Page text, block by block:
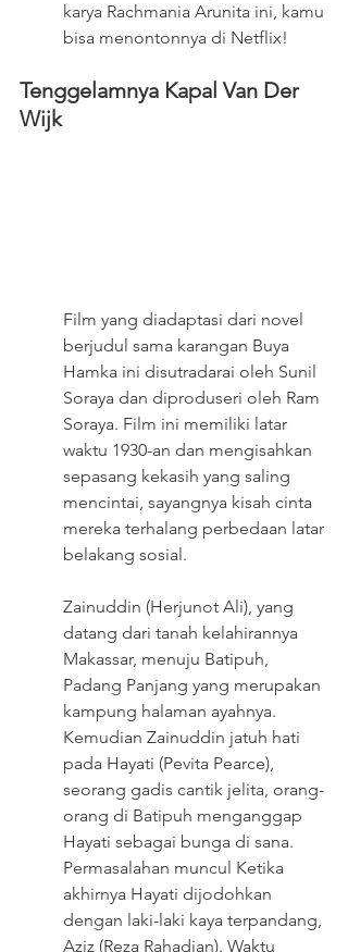
karya Rachmania Arunita ini, kamu
bisa menontonnya di Netflix!
Tenggelamnya Kapal Van Der
Wijk
Film yang diadaptasi dari novel
berjudul sama karangan Buya
Hamka ini disutradarai oleh Sunil
Soraya dan diproduseri oleh Ram
Soraya. Film ini memiliki latar
waktu 1930-an dan mengisahkan
sepasang kekasih yang saling
mencintai, sayangnya kisah cinta
mereka terhalang perbedaan latar
belakang sosial.
Zainuddin (Herjunot Ali), yang
datang dari tanah kelahirannya
Makassar, menuju Batipuh,
Padang Panjang yang merupakan
kampung halaman ayahnya.
Kemudian Zainuddin jatuh hati
pada Hayati (Pevita Pearce),
seorang gadis cantik jelita, orang-
orang di Batipuh menganggap
Hayati sebagai bunga di sana.
Permasalahan muncul Ketika
akhirnya Hayati dijodohkan
dengan laki-laki kaya terpandang,
Aziz (Reza Rahadian). Waktu